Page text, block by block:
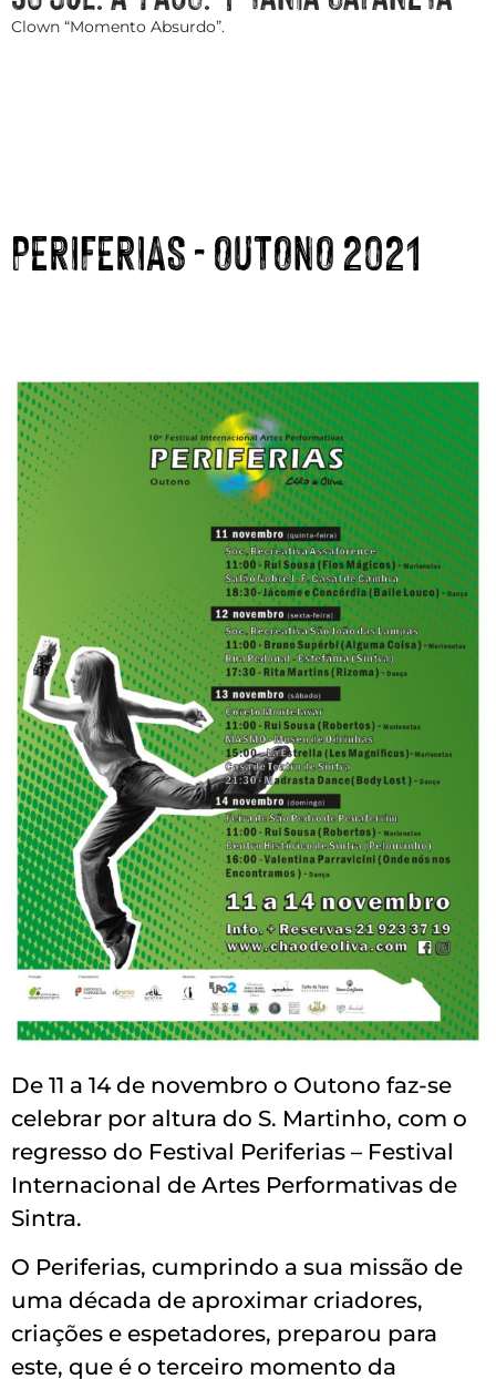
Clown “Momento Absurdo”.
PERIFERIAS - OUTONO 2021
De 11 a 14 de novembro o Outono faz-se
celebrar por altura do S. Martinho, com o
regresso do Festival Periferias – Festival
Internacional de Artes Performativas de
Sintra.
O Periferias, cumprindo a sua missão de
uma década de aproximar criadores,
criações e espetadores, preparou para
este, que é o terceiro momento da